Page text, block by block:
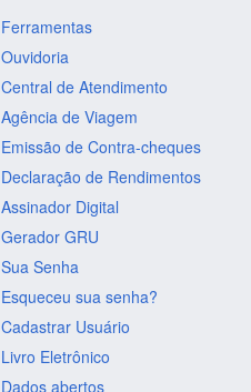
Ferramentas
Ouvidoria
Central de Atendimento
Agência de Viagem
Emissão de Contra-cheques
Declaração de Rendimentos
Assinador Digital
Gerador GRU
Sua Senha
Esqueceu sua senha?
Cadastrar Usuário
Livro Eletrônico
Dados abertos